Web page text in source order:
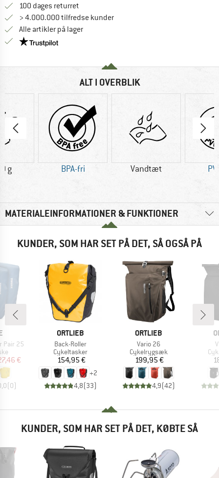
100 dages returret
> 4.000.000 tilfredse kunder
Alle artikler på lager
Vi er Trustpilot-certificeret - oplysningerne får du
ALT I OVERBLIK
g BPA-fri Vandtæt
MATERIALEINFORMATIONER & FUNKTIONER
KUNDER, SOM HAR SET PÅ DET, SÅ OGSÅ PÅ
Pair 25
pris
€
(0)
MÆRKE
ORTLIEB
Artikel
Back-Roller
Produktgruppe
Cykeltasker
Pris
154,95 €
+2
4,8(33)
MÆRKE
ORTLIEB
Artikel
Vario 26
Produktgruppe
Cykelrygsæk
Pris
199,95 €
4,9(42)
KUNDER, SOM HAR SET PÅ DET, KØBTE SÅ